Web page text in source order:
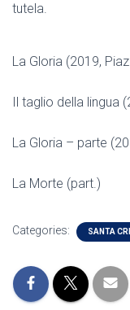
tutela.
La Gloria (2019,
Il taglio della lingua
La Gloria – parte
La Morte (part.)
Categories: SANTA